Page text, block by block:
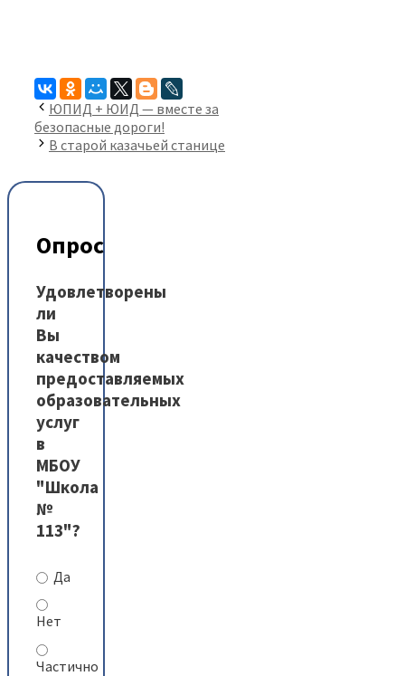
ЮПИД + ЮИД — вместе за
безопасные дороги!
В старой казачьей станице
Опрос
Удовлетворены
ли
Вы
качеством
предоставляемых
образовательных
услуг
в
МБОУ
"Школа
№
113"?
Да
Нет
Частично